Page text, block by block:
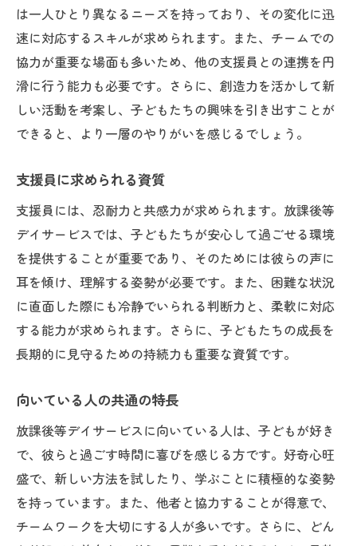
は一人ひとり異なるニーズを持っており、その変化に迅
速に対応するスキルが求められます。また、チームでの
協力が重要な場面も多いため、他の支援員との連携を円
滑に行う能力も必要です。さらに、創造力を活かして新
しい活動を考案し、子どもたちの興味を引き出すことが
できると、より一層のやりがいを感じるでしょう。
支援員に求められる資質
支援員には、忍耐力と共感力が求められます。放課後等
デイサービスでは、子どもたちが安心して過ごせる環境
を提供することが重要であり、そのためには彼らの声に
耳を傾け、理解する姿勢が必要です。また、困難な状況
に直面した際にも冷静でいられる判断力と、柔軟に対応
する能力が求められます。さらに、子どもたちの成長を
長期的に見守るための持続力も重要な資質です。
向いている人の共通の特長
放課後等デイサービスに向いている人は、子どもが好き
で、彼らと過ごす時間に喜びを感じる方です。好奇心旺
盛で、新しい方法を試したり、学ぶことに積極的な姿勢
を持っています。また、他者と協力することが得意で、
チームワークを大切にする人が多いです。さらに、どん